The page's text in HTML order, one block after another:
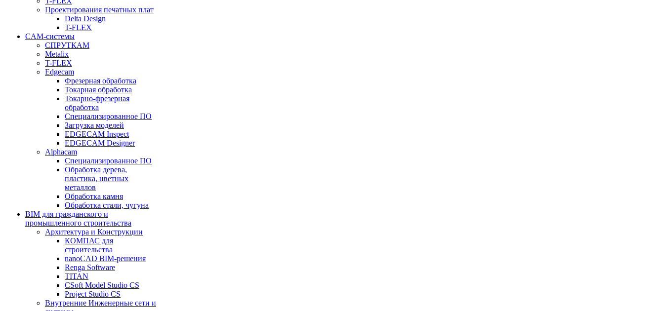
Проектирования печатных плат
Delta Design
T-FLEX
CAM-системы
СПРУТКAM
Metalix
T-FLEX
Edgecam
Фрезерная обработка
Токарная обработка
Токарно-фрезерная
обработка
Специализированное ПО
Загрузка моделей
EDGECAM Inspect
EDGECAM Designer
Alphacam
Специализированное ПО
Обработка дерева,
пластика, цветных
металлов
Обработка камня
Обработка стали, чугуна
BIM для гражданского и
промышленного строительства
Архитектура и Конструкции
КОМПАС для
строительства
nanoCAD BIM-решения
Renga Software
TITAN
CSoft Model Studio CS
Project Studio CS
Внутренние Инженерные сети и